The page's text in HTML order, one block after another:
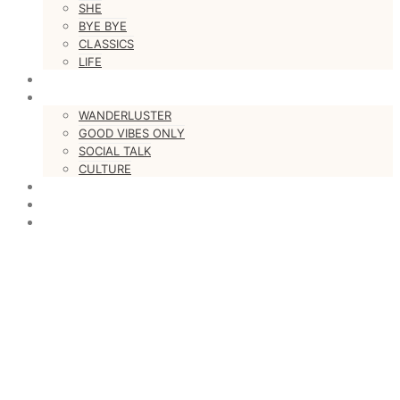
SHE
BYE BYE
CLASSICS
LIFE
WANDERLUSTER
GOOD VIBES ONLY
SOCIAL TALK
CULTURE